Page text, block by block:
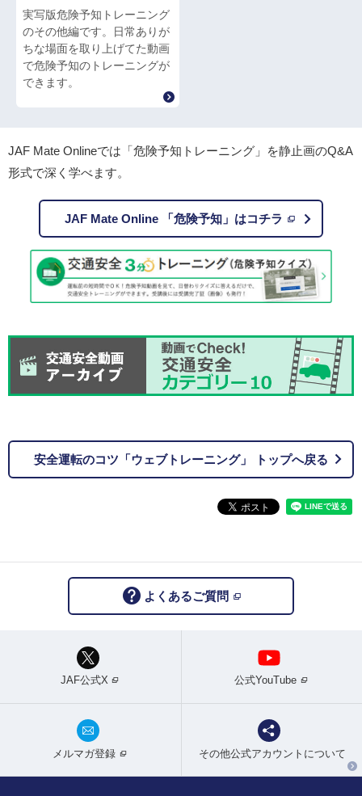
実写版危険予知トレーニング
のその他編です。日常ありが
ちな場面を取り上げてた動画
で危険予知のトレーニングが
できます。
JAF Mate Onlineでは「危険予知トレーニング」を静止画のQ&A
形式で深く学べます。
JAF Mate Online 「危険予知」はコチラ
安全運転のコツ「ウェブトレーニング」 トップへ戻る
よくあるご質問
JAF公式X 公式YouTube
メルマガ登録 その他公式アカウントについて